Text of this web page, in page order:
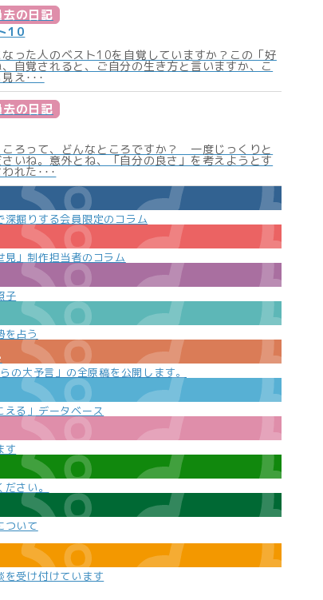
去の日記
10
った人のベスト10を自覚していますか？この「好
自覚されると、ご自分の生き方と言いますか、こ
え･･･
去の日記
ろって、どんなところですか？ 一度じっくりと
いね。意外とね、「自分の良さ」を考えようとす
れた･･･
掘りする会員限定のコラム
」制作担当者のコラム
子
を占う
大予言」の全原稿を公開します。
る」データベース
す
さい。
ついて
受け付けています